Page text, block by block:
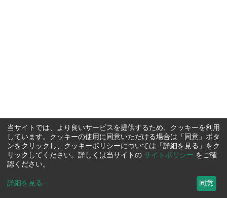
当サイトでは、より良いサービスを提供するため、クッキーを利用
しています。クッキーの使用に同意いただける場合は「同意」ボタ
ンをクリックし、クッキーポリシーについては「詳細を見る」をク
リックしてください。詳しくは当サイトの サイトポリシー をご確
認ください。
詳細を見る ... 同意